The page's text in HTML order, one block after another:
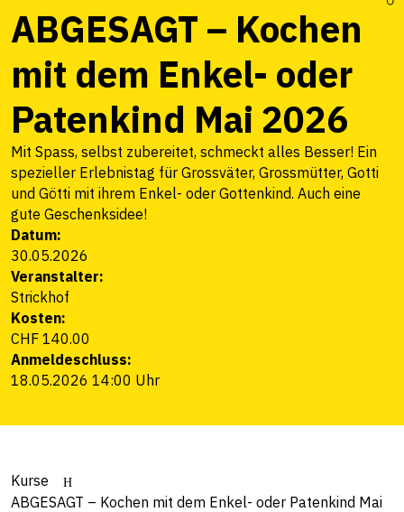
ABGESAGT – Kochen
mit dem Enkel- oder
Patenkind Mai 2026
Mit Spass, selbst zubereitet, schmeckt alles Besser! Ein
spezieller Erlebnistag für Grossväter, Grossmütter, Gotti
und Götti mit ihrem Enkel- oder Gottenkind. Auch eine
gute Geschenksidee!
Datum:
30.05.2026
Veranstalter:
Strickhof
Kosten:
CHF 140.00
Anmeldeschluss:
18.05.2026 14:00 Uhr
Kurse
ABGESAGT – Kochen mit dem Enkel- oder Patenkind Mai